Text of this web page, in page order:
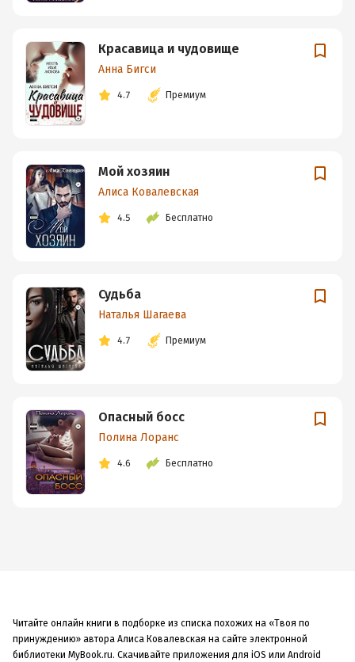
Красавица и чудовище
Анна Бигси
4.7 Премиум
Мой хозяин
Алиса Ковалевская
4.5 Бесплатно
Судьба
Наталья Шагаева
4.7 Премиум
Опасный босс
Полина Лоранс
4.6 Бесплатно
Читайте онлайн книги в подборке из списка похожих на «Твоя по
принуждению» автора Алиса Ковалевская на сайте электронной
библиотеки MyBook.ru. Скачивайте приложения для iOS или Android